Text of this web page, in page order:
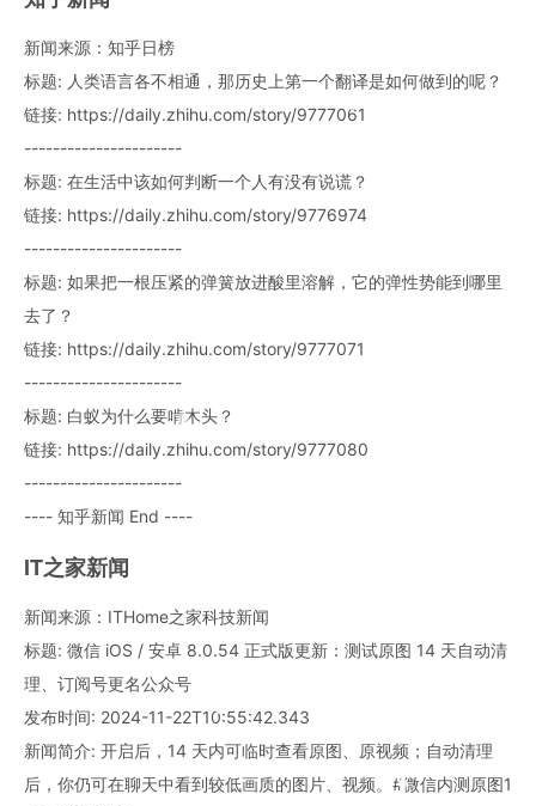
新闻来源：知乎日榜
标题: 人类语言各不相通，那历史上第一个翻译是如何做到的呢？
链接: https://daily.zhihu.com/story/9777061
----------------------
标题: 在生活中该如何判断一个人有没有说谎？
链接: https://daily.zhihu.com/story/9776974
----------------------
标题: 如果把一根压紧的弹簧放进酸里溶解，它的弹性势能到哪里
去了？
链接: https://daily.zhihu.com/story/9777071
----------------------
标题: 白蚁为什么要啃木头？
链接: https://daily.zhihu.com/story/9777080
----------------------
---- 知乎新闻 End ----
IT之家新闻
新闻来源：ITHome之家科技新闻
标题: 微信 iOS / 安卓 8.0.54 正式版更新：测试原图 14 天自动清
理、订阅号更名公众号
发布时间: 2024-11-22T10:55:42.343
新闻简介: 开启后，14 天内可临时查看原图、原视频；自动清理
后，你仍可在聊天中看到较低画质的图片、视频。#微信内测原图1